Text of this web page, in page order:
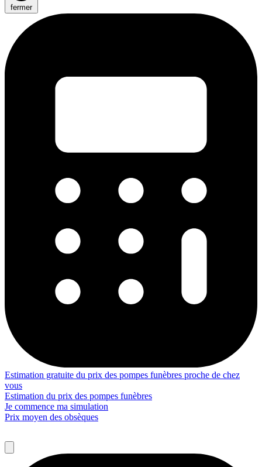
fermer
Estimation gratuite du prix des pompes funèbres proche de chez
vous
Estimation du prix des pompes funèbres
Je commence ma simulation
Prix moyen des obsèques